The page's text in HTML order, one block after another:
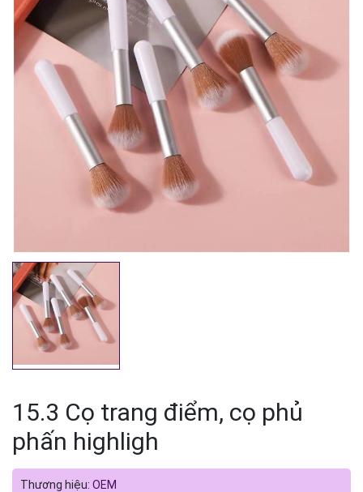
15.3 Cọ trang điểm, cọ phủ
phấn highligh
Thương hiệu: OEM
Mã giảm giá:
Ngày hết hạn:
Điều kiện: